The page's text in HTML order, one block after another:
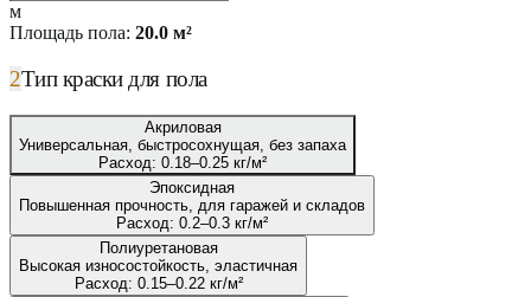
м
Площадь пола: 20.0 м²
2Тип краски для пола
Акриловая
Универсальная, быстросохнущая, без запаха
Расход: 0.18–0.25 кг/м²
Эпоксидная
Повышенная прочность, для гаражей и складов
Расход: 0.2–0.3 кг/м²
Полиуретановая
Высокая износостойкость, эластичная
Расход: 0.15–0.22кг/м²